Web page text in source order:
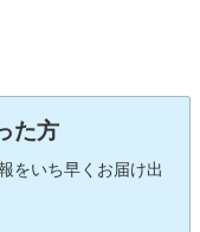
た方
をいち早くお届け出